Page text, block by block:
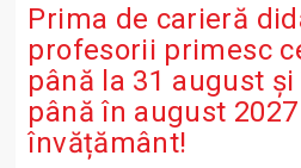
Prima de carieră
profesorii primesc
până la 31 august
până în august
învățământ!